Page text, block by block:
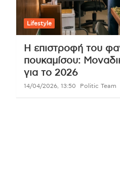
Lifestyle
Η επιστροφή του
πουκαμίσου:
για το 2026
14/04/2026, 13:50 Politic Team